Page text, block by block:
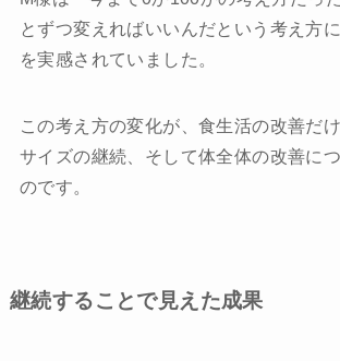
とずつ変えればいいんだという考え方
を実感されていました。
この考え方の変化が、食生活の改善だ
サイズの継続、そして体全体の改善に
のです。
継続することで見えた成果